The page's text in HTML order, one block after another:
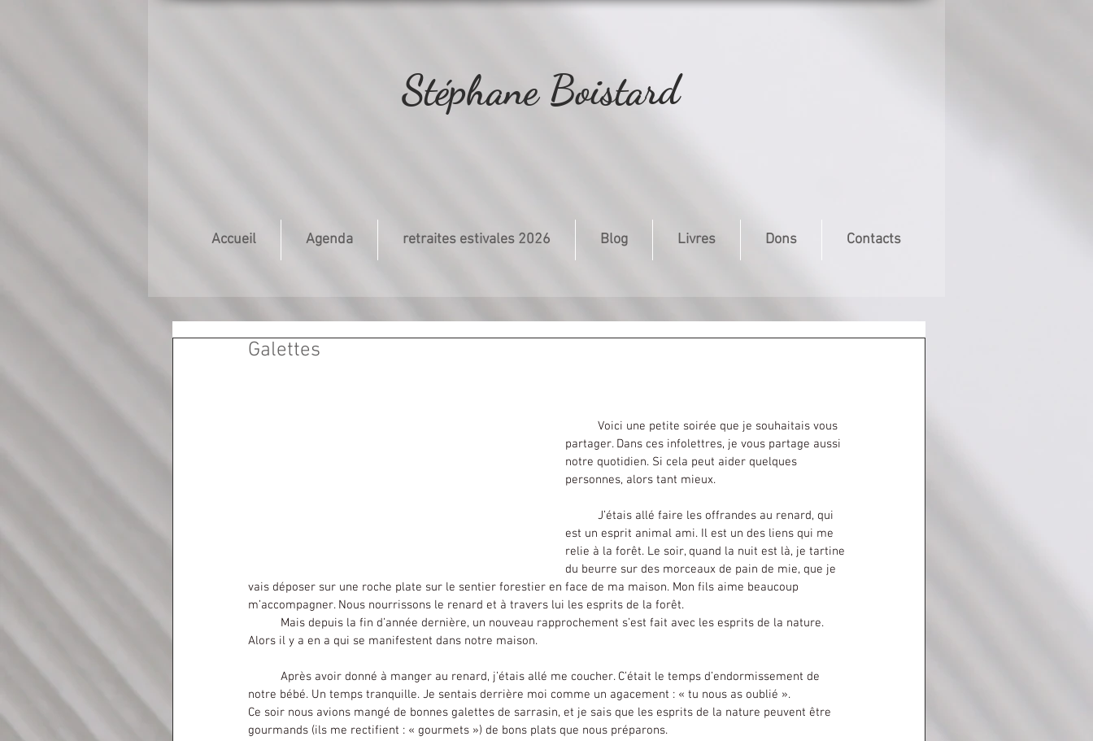
Stéphane Boistard
Accueil Agenda retraites estivales 2026 Blog Livres Dons Contacts
Galettes
Voici une petite soirée que je souhaitais vous
partager. Dans ces infolettres, je vous partage aussi
notre quotidien. Si cela peut aider quelques
personnes, alors tant mieux.
est un esprit animal ami. Il est un des liens qui me
relie à la forêt. Le soir, quand la nuit est là, je tartine
du beurre sur des morceaux de pain de mie, que je
vais déposer sur une roche plate sur le sentier forestier en face de ma maison. Mon fils aime beaucoup
m’accompagner. Nous nourrissons le renard et à travers lui les esprits de la forêt.
Alors il y a en a qui se manifestent dans notre maison.
notre bébé. Un temps tranquille. Je sentais derrière moi comme un agacement : « tu nous as oublié ».
Ce soir nous avions mangé de bonnes galettes de sarrasin, et je sais que les esprits de la nature peuvent être
gourmands (ils me rectifient : « gourmets ») de bons plats que nous préparons.